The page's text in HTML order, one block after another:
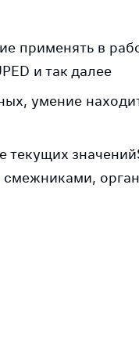
применять в
и так далее
умение
текущих